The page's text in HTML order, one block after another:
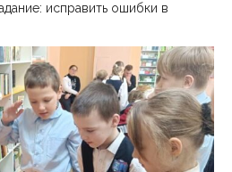
исправить ошибки в